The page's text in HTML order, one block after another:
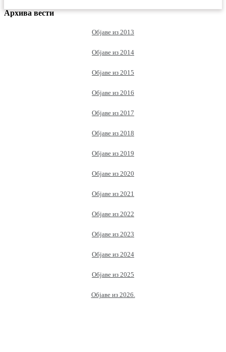
Архива вести
Објаве из 2013
Објаве из 2014
Објаве из 2015
Објаве из 2016
Објаве из 2017
Објаве из 2018
Објаве из 2019
Објаве из 2020
Објаве из 2021
Објаве из 2022
Објаве из 2023
Објаве из 2024
Објаве из 2025
Објаве из 2026.